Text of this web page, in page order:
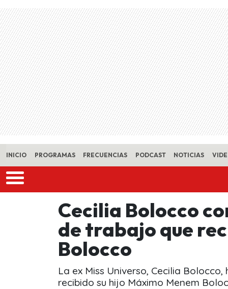
Skip to main content
INICIO PROGRAMAS FRECUENCIAS PODCAST NOTICIAS
Cecilia Bolocco
de trabajo que
Bolocco
La ex Miss Universo, Cecilia
recibido su hijo Máximo Menem